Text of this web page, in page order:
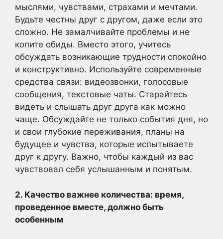
мыслями, чувствами, страхами и мечтами.
Будьте честны друг с другом, даже если это
сложно. Не замалчивайте проблемы и не
копите обиды. Вместо этого, учитесь
обсуждать возникающие трудности спокойно
и конструктивно. Используйте современные
средства связи: видеозвонки, голосовые
сообщения, текстовые чаты. Старайтесь
видеть и слышать друг друга как можно
чаще. Обсуждайте не только события дня, но
и свои глубокие переживания, планы на
будущее и чувства, которые испытываете
друг к другу. Важно, чтобы каждый из вас
чувствовал себя услышанным и понятым.
2. Качество важнее количества: время,
проведенное вместе, должно быть
особенным